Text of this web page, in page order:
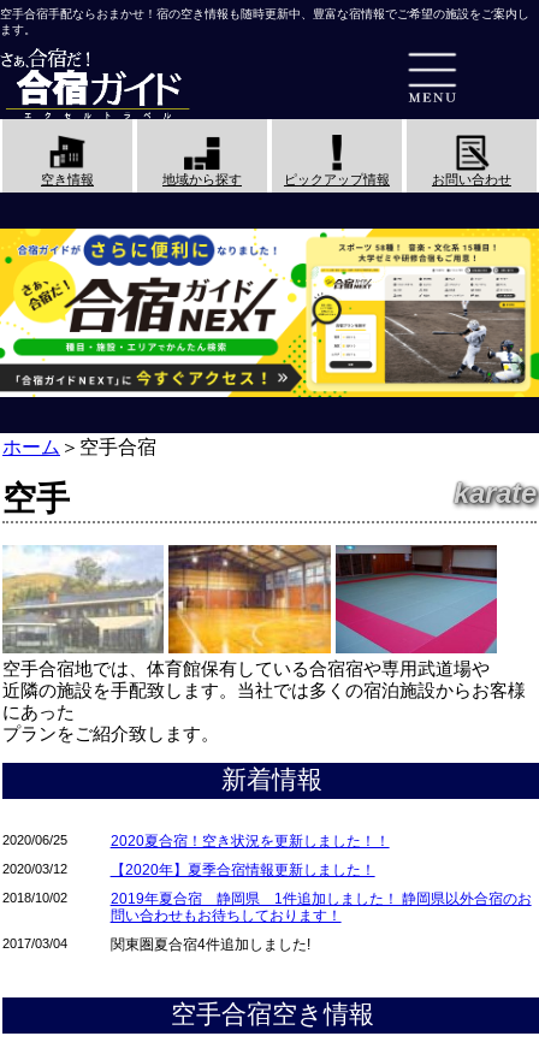
空手合宿手配ならおまかせ！宿の空き情報も随時更新中、豊富な宿情報でご希望の施設をご案内し
ます。
空き情報 地域から探す ピックアップ情報 お問い合わせ
ホーム ＞ 空手合宿
空手 karate
空手合宿地では、体育館保有している合宿宿や専用武道場や
近隣の施設を手配致します。当社では多くの宿泊施設からお客様
にあった
プランをご紹介致します。
新着情報
2020/06/25 2020夏合宿！空き状況を更新しました！！
2020/03/12 【2020年】夏季合宿情報更新しました！
2018/10/02
2019年夏合宿 静岡県 1件追加しました！ 静岡県以外合宿のお
問い合わせもお待ちしております！
2017/03/04 関東圏夏合宿4件追加しました!
2015/11/24 2016年7,8月合宿 山梨県山中湖 1件追加しました！！
2016年7,8月合宿 山梨県山中湖 2件追加しました！！
空手合宿空き情報